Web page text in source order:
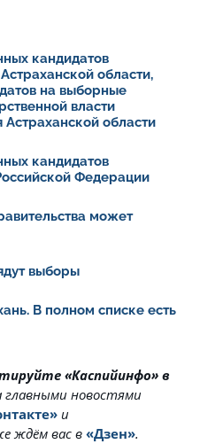
кандидатов
области,
на выборные
власти
области
кандидатов
Федерации
может
выборы
В полном списке есть
«Каспийинфо» в
главными новостями
и
ждём вас в«Дзен».